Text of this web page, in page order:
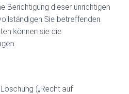
Berichtigung dieser unrichtigen
Sie betreffenden
können sie die
(„Recht auf